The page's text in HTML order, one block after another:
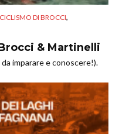
DI BROCCI,
& Martinelli
imparare e conoscere!).